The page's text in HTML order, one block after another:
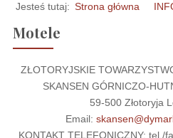
Jesteś tutaj: Strona główna
Motele
ZŁOTORYJSKIE
SKANSEN GÓRNICZO-
59-500 Złotoryja
Email:
KONTAKT TELEFONICZNY: tel./